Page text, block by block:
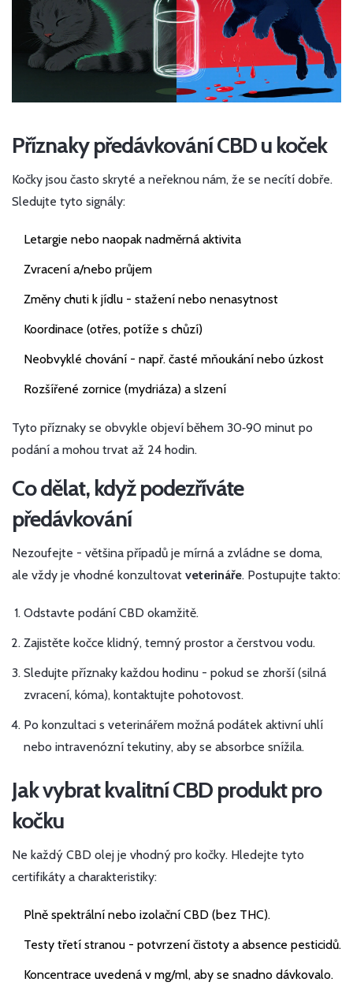
Příznaky předávkování CBD u koček
Kočky jsou často skryté a neřeknou nám, že se necítí dobře.
Sledujte tyto signály:
Letargie nebo naopak nadměrná aktivita
Zvracení a/nebo průjem
Změny chuti k jídlu - stažení nebo nenasytnost
Koordinace (otřes, potíže s chůzí)
Neobvyklé chování - např. časté mňoukání nebo úzkost
Rozšířené zornice (mydriáza) a slzení
Tyto příznaky se obvykle objeví během 30‑90 minut po
podání a mohou trvat až 24 hodin.
Co dělat, když podezříváte
předávkování
Nezoufejte - většina případů je mírná a zvládne se doma,
ale vždy je vhodné konzultovat veterináře. Postupujte takto:
Odstavte podání CBD okamžitě.
Zajistěte kočce klidný, temný prostor a čerstvou vodu.
Sledujte příznaky každou hodinu - pokud se zhorší (silná
zvracení, kóma), kontaktujte pohotovost.
Po konzultaci s veterinářem možná podátek aktivní uhlí
nebo intravenózní tekutiny, aby se absorbce snížila.
Jak vybrat kvalitní CBD produkt pro
kočku
Ne každý CBD olej je vhodný pro kočky. Hledejte tyto
certifikáty a charakteristiky:
Plně spektrální nebo izolační CBD (bez THC).
Testy třetí stranou - potvrzení čistoty a absence pesticidů.
Koncentrace uvedená v mg/ml, aby se snadno dávkovalo.